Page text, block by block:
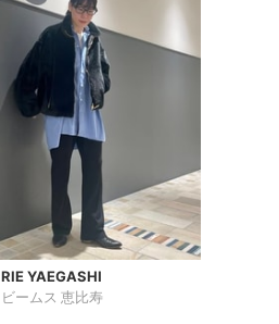
RIE YAEGASHI
ビームス 恵比寿